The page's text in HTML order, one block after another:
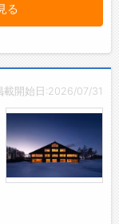
基本業務を通じ
に関する業務を
現在の調理業務
る
載開始日:2026/07/31